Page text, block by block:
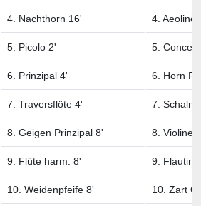
4. Nachthorn 16' 4. Aeoline
5. Picolo 2' 5.
6. Prinzipal 4' 6. Horn
7. Traversflöte 4' 7.
8. Geigen Prinzipal 8' 8. Violine
9. Flûte harm. 8' 9.
10. Weidenpfeife 8' 10. Zart